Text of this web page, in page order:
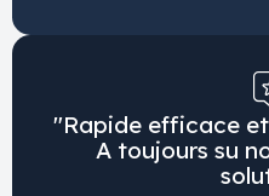
"Rapide efficace
A toujours su